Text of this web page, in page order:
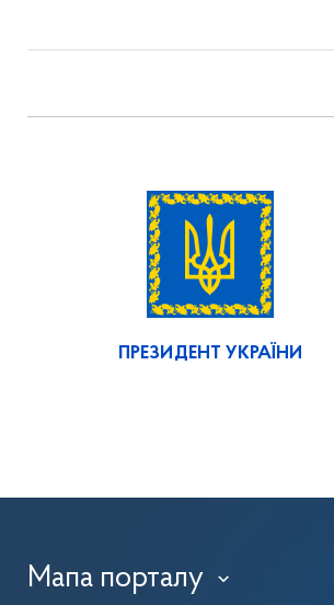
ПРЕЗИДЕНТ УКРАЇНИ
Мапа порталу ›